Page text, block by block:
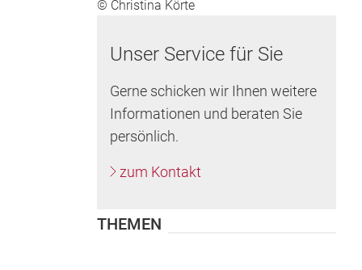
© Christina Körte
Unser Service für Sie
Gerne schicken wir Ihnen weitere
Informationen und beraten Sie
persönlich.
zum Kontakt
THEMEN